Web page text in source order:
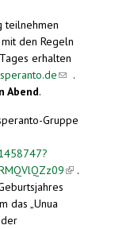
teilnehmen
den Regeln
erhalten
(link
mail)
.
Abend.
Gruppe
(link is
.
das „Unua